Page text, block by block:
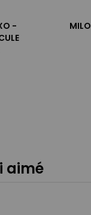
-
aimé